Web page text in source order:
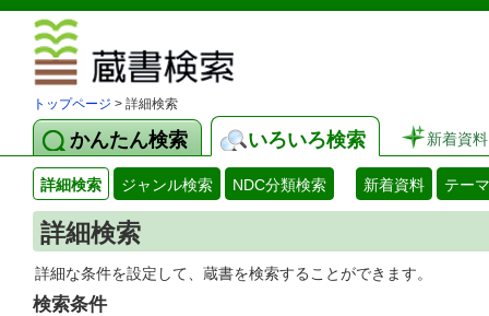
トップページ > 詳細検索
かんたん検索 いろいろ検索 新着資料
詳細検索 ジャンル検索 NDC分類検索 新着資料 テー
詳細検索
詳細な条件を設定して、蔵書を検索することができます。
検索条件